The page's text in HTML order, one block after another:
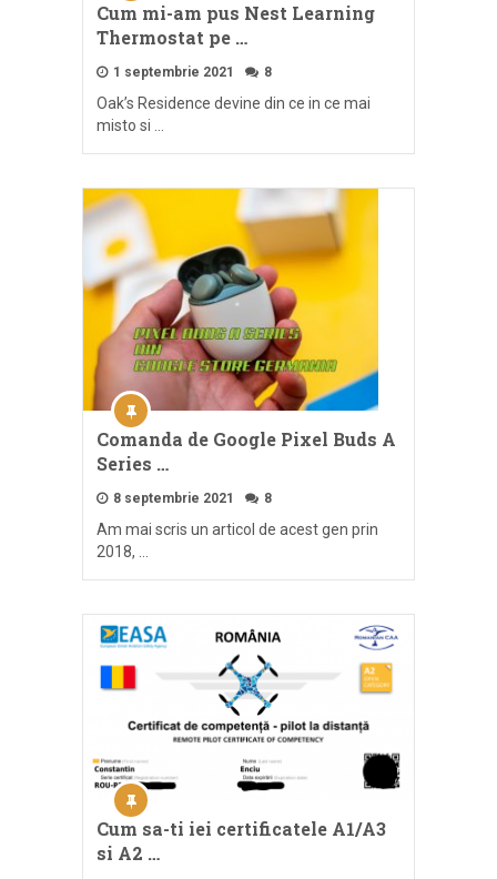
Cum mi-am pus Nest Learning
Thermostat pe …
1 septembrie 2021 8
Oak’s Residence devine din ce in ce mai
misto si …
Comanda de Google Pixel Buds A
Series …
8 septembrie 2021 8
Am mai scris un articol de acest gen prin
2018, …
Cum sa-ti iei certificatele A1/A3
si A2 …